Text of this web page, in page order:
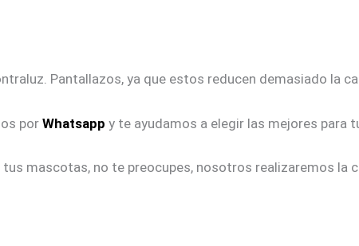
Pantallazos, ya que estos reducen demasiado la
por Whatsapp y te ayudamos a elegir las mejores para
mascotas, no te preocupes, nosotros realizaremos la